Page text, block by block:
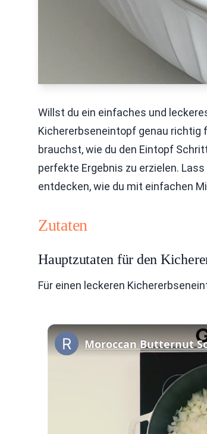
Willst du ein einfaches und
Kichererbseneintopf genau richtig
brauchst, wie du den Eintopf
perfekte Ergebnis zu erzielen.
entdecken, wie du mit einfachen
Zutaten
Hauptzutaten für den
Für einen leckeren
Moroccan Butternut